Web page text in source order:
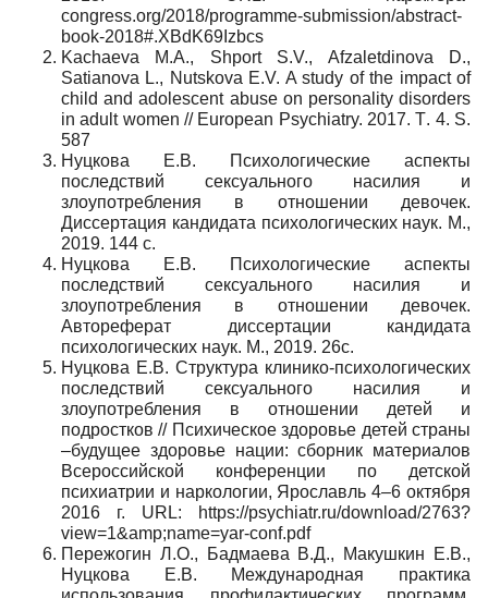
congress.org/2018/programme-submission/abstract-
book-2018#.XBdK69Izbcs
Kachaeva M.A., Shport S.V., Afzaletdinova D.,
Satianova L., Nutskova E.V. A study of the impact of
child and adolescent abuse on personality disorders
in adult women // European Psychiatry. 2017.Т. 4. S.
587
Нуцкова Е.В. Психологические аспекты
последствий сексуального насилия и
злоупотребления в отношении девочек.
Диссертация кандидата психологических наук. М.,
2019. 144 с.
Нуцкова Е.В. Психологические аспекты
последствий сексуального насилия и
злоупотребления в отношении девочек.
Автореферат
диссертации
кандидата
психологических наук. М., 2019. 26с.
Нуцкова Е.В. Структура клинико-психологических
последствий сексуального насилия и
злоупотребления в отношении детей и
подростков // Психическое здоровье детей страны
–будущее здоровье нации: сборник материалов
Всероссийской конференции по детской
психиатрии и наркологии, Ярославль 4–6 октября
2016 г. URL: https://psychiatr.ru/download/2763?
view=1&amp;name=yar-conf.pdf
Пережогин Л.О., Бадмаева В.Д., Макушкин Е.В.,
Нуцкова Е.В. Международная практика